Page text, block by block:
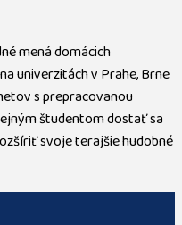
mená domácich
univerzitách v Prahe, Brne
s prepracovanou
študentom dostať sa
svoje terajšie hudobné